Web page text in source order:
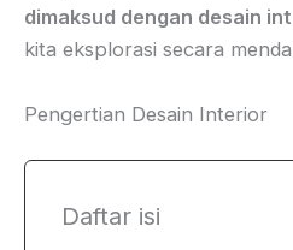
dimaksud dengan desain
kita eksplorasi secara
Pengertian Desain Interior
Daftar isi